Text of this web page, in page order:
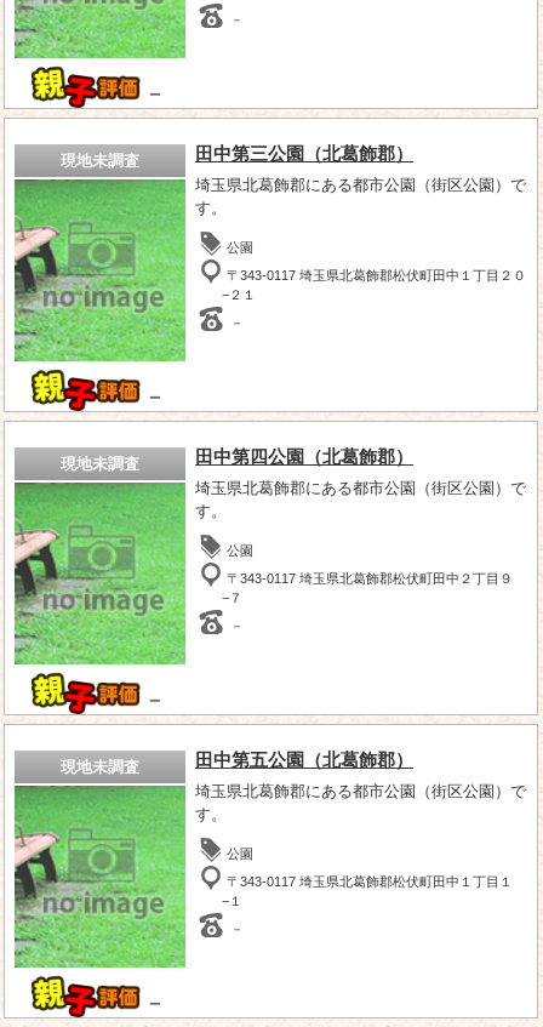
－
－
現地未調査
－
田中第三公園（北葛飾郡）
埼玉県北葛飾郡にある都市公園（街区公園）で
す。
公園
〒343-0117 埼玉県北葛飾郡松伏町田中１丁目２０
−２１
－
現地未調査
－
田中第四公園（北葛飾郡）
埼玉県北葛飾郡にある都市公園（街区公園）で
す。
公園
〒343-0117 埼玉県北葛飾郡松伏町田中２丁目９
−７
－
現地未調査
－
田中第五公園（北葛飾郡）
埼玉県北葛飾郡にある都市公園（街区公園）で
す。
公園
〒343-0117 埼玉県北葛飾郡松伏町田中１丁目１
−１
－